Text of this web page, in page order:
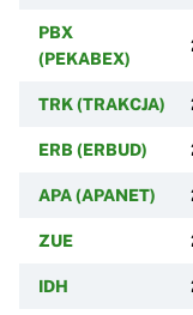
PBX
(PEKABEX)
TRK (TRAKCJA)
ERB (ERBUD)
APA (APANET)
ZUE
IDH